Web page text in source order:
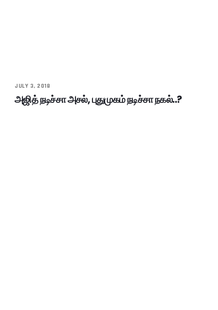
JULY 3, 2018
அஜித் நடிச்சா அசல், புதுமுகம் நடிச்சா நகல்..?